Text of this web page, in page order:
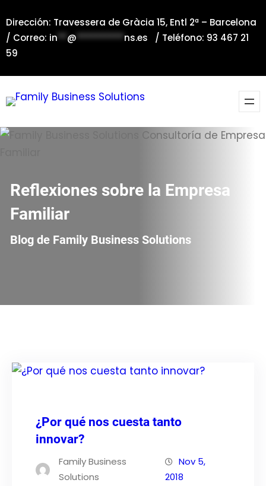
al
contenido
Dirección: Travessera de Gràcia 15, Entl 2ª – Barcelona
/ Correo: in**@**********ns.es / Teléfono: 93 467 21
59
Reflexiones sobre la Empresa
Familiar
Blog de Family Business Solutions
¿Por qué nos cuesta tanto
innovar?
Family Business
Solutions
Nov 5,
2018